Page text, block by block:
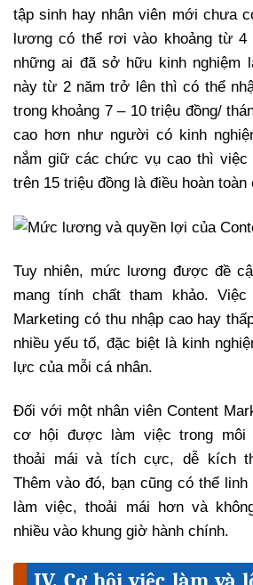
tập sinh hay nhân viên mới chưa
lương có thể rơi vào khoảng từ 4
những ai đã sở hữu kinh nghiệm
này từ 2 năm trở lên thì có thể
trong khoảng 7 – 10 triệu đồng/
cao hơn như người có kinh
nắm giữ các chức vụ cao thì
trên 15 triệu đồng là điều hoàn toàn
Tuy nhiên, mức lương được đề
mang tính chất tham khảo. Việc
Marketing có thu nhập cao hay
nhiều yếu tố, đặc biệt là kinh
lực của mỗi cá nhân.
Đối với một nhân viên Content
cơ hội được làm việc trong môi
thoải mái và tích cực, dễ kích
Thêm vào đó, bạn cũng có thể
làm việc, thoải mái hơn và
nhiều vào khung giờ hành chính.